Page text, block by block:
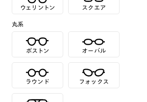
ウェリントン スクエア
丸系
ボストン オーバル
ラウンド フォックス